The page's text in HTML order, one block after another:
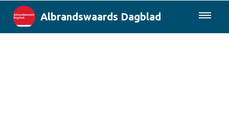
Albrandswaards Dagblad